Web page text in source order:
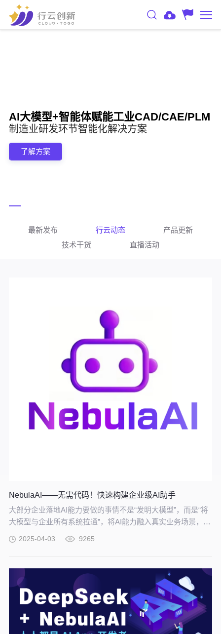
AI大模型+智能体赋能工业CAD/CAE/PLM
制造业研发环节智能化解决方案
了解方案
最新发布 行云动态
产品更新
技术干货
直播活动
NebulaAI——无需代码！快速构建企业级AI助手
大部分企业落地AI能力要做的事情不是“发明大模型”，而是“将
大模型与企业所有系统拉通”，将AI能力融入真实业务场景，拉
2025-04-03 9265